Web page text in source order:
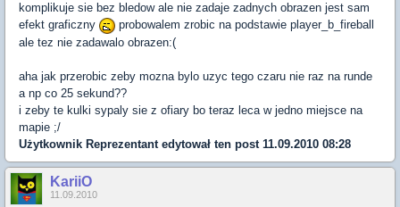
komplikuje sie bez bledow ale nie zadaje zadnych obrazen jest sam
efekt graficzny
probowalem zrobic na podstawie player_b_fireball
ale tez nie zadawalo obrazen:(
aha jak przerobic zeby mozna bylo uzyc tego czaru nie raz na runde
a np co 25 sekund??
i zeby te kulki sypaly sie z ofiary bo teraz leca w jedno miejsce na
mapie ;/
Użytkownik Reprezentant edytował ten post 11.09.2010 08:28
KariiO
11.09.2010